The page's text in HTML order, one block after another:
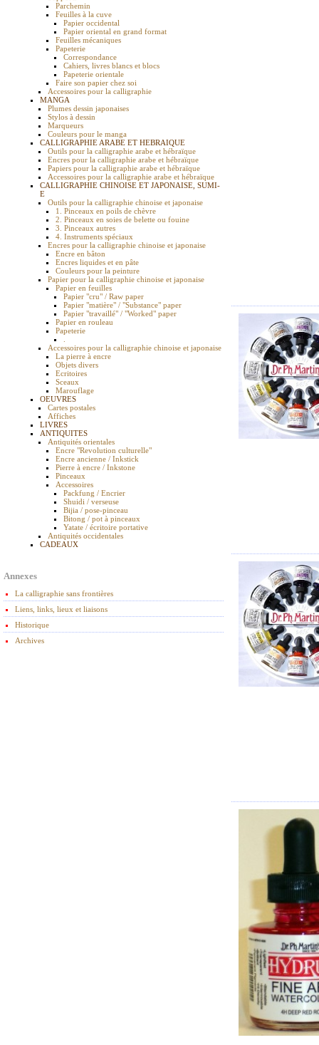
Parchemin
Feuilles à la cuve
Papier occidental
Papier oriental en grand format
Feuilles mécaniques
Papeterie
Correspondance
Cahiers, livres blancs et blocs
Papeterie orientale
Faire son papier chez soi
Accessoires pour la calligraphie
MANGA
Plumes dessin japonaises
Stylos à dessin
Marqueurs
Couleurs pour le manga
CALLIGRAPHIE ARABE ET HEBRAIQUE
Outils pour la calligraphie arabe et hébraïque
Encres pour la calligraphie arabe et hébraïque
Papiers pour la calligraphie arabe et hébraïque
Accessoires pour la calligraphie arabe et hébraïque
CALLIGRAPHIE CHINOISE ET JAPONAISE, SUMI-
E
Outils pour la calligraphie chinoise et japonaise
1. Pinceaux en poils de chèvre
2. Pinceaux en soies de belette ou fouine
3. Pinceaux autres
4. Instruments spéciaux
Encres pour la calligraphie chinoise et japonaise
Encre en bâton
Encres liquides et en pâte
Couleurs pour la peinture
Papier pour la calligraphie chinoise et japonaise
Papier en feuilles
Papier "cru" / Raw paper
Papier "matière" / "Substance" paper
Papier "travaillé" / "Worked" paper
Papier en rouleau
Papeterie
Accessoires pour la calligraphie chinoise et japonaise
La pierre à encre
Objets divers
Ecritoires
Sceaux
Marouflage
OEUVRES
Cartes postales
Affiches
LIVRES
ANTIQUITES
Antiquités orientales
Encre "Revolution culturelle"
Encre ancienne / Inkstick
Pierre à encre / Inkstone
Pinceaux
Accessoires
Packfung / Encrier
Shuidi / verseuse
Bijia / pose-pinceau
Bitong / pot à pinceaux
Yatate / écritoire portative
Antiquités occidentales
CADEAUX
Annexes
La calligraphie sans frontières
Liens, links, lieux et liaisons
Historique
Archives